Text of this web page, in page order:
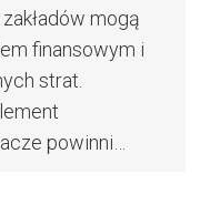
mogą
finansowym i
strat.
powinni…